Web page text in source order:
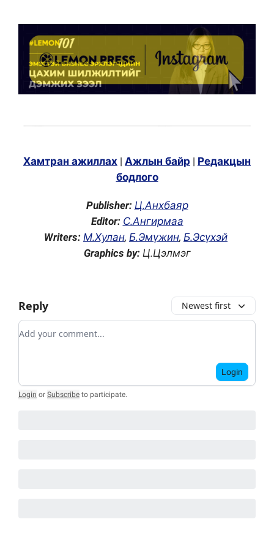
Хамтран ажиллах | Ажлын байр | Редакцын
бодлого
Publisher: Ц.Анхбаяр
Editor: С.Ангирмаа
Writers: М.Хулан, Б.Эмүжин, Б.Эсүхэй
Graphics by: Ц.Цэлмэг
Reply Newest first
Add your comment
Login
Login or Subscribe to participate.